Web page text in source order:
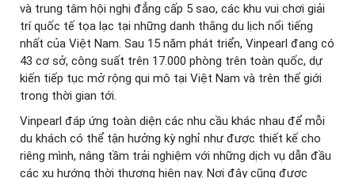
và trung tâm hội nghị đẳng cấp 5 sao, các khu vui chơi giải
trí quốc tế tọa lạc tại những danh thắng du lịch nổi tiếng
nhất của Việt Nam. Sau 15 năm phát triển, Vinpearl đang có
43 cơ sở, công suất trên 17.000 phòng trên toàn quốc, dự
kiến tiếp tục mở rộng qui mô tại Việt Nam và trên thế giới
trong thời gian tới.
Vinpearl đáp ứng toàn diện các nhu cầu khác nhau để mỗi
du khách có thể tận hưởng kỳ nghỉ như được thiết kế cho
riêng mình, nâng tầm trải nghiệm với những dịch vụ dẫn đầu
các xu hướng thời thượng hiện nay. Nơi đây cũng được